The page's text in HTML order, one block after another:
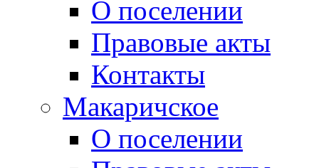
О поселении
Правовые акты
Контакты
Макаричское
О поселении